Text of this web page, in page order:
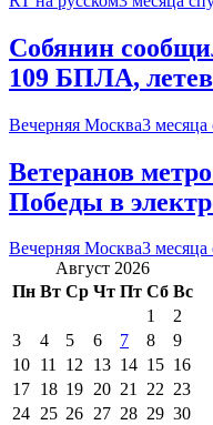
Собянин
109 БПЛА,
Вечерняя Москва3 месяца
Ветеранов
Победы в
Вечерняя Москва3 месяца
Август 2026
Пн Вт Ср Чт Пт Сб Вс
1
2
3
4 5 6 7 8
9
10 11 12 13 14 15 16
17 18 19 20 21 22 23
24 25 26 27 28 29 30